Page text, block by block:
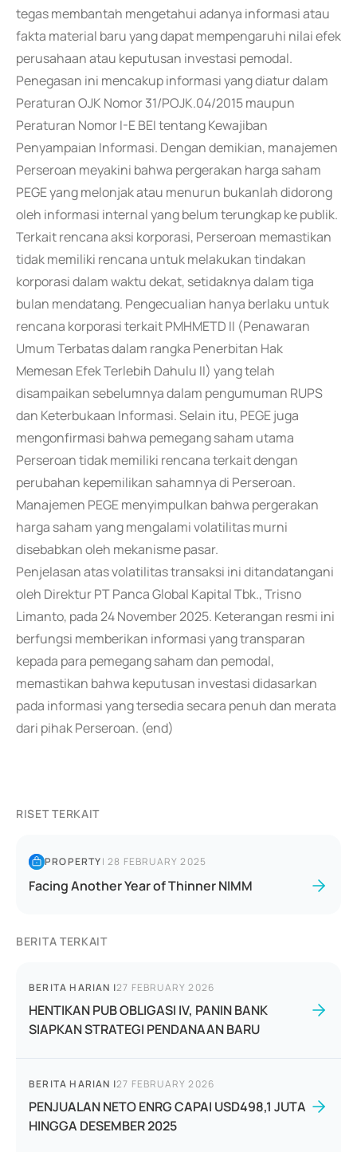
tegas membantah mengetahui adanya informasi atau
fakta material baru yang dapat mempengaruhi nilai efek
perusahaan atau keputusan investasi pemodal.
Penegasan ini mencakup informasi yang diatur dalam
Peraturan OJK Nomor 31/POJK.04/2015 maupun
Peraturan Nomor I-E BEI tentang Kewajiban
Penyampaian Informasi. Dengan demikian, manajemen
Perseroan meyakini bahwa pergerakan harga saham
PEGE yang melonjak atau menurun bukanlah didorong
oleh informasi internal yang belum terungkap ke publik.
Terkait rencana aksi korporasi, Perseroan memastikan
tidak memiliki rencana untuk melakukan tindakan
korporasi dalam waktu dekat, setidaknya dalam tiga
bulan mendatang. Pengecualian hanya berlaku untuk
rencana korporasi terkait PMHMETD II (Penawaran
Umum Terbatas dalam rangka Penerbitan Hak
Memesan Efek Terlebih Dahulu II) yang telah
disampaikan sebelumnya dalam pengumuman RUPS
dan Keterbukaan Informasi. Selain itu, PEGE juga
mengonfirmasi bahwa pemegang saham utama
Perseroan tidak memiliki rencana terkait dengan
perubahan kepemilikan sahamnya di Perseroan.
Manajemen PEGE menyimpulkan bahwa pergerakan
harga saham yang mengalami volatilitas murni
disebabkan oleh mekanisme pasar.
Penjelasan atas volatilitas transaksi ini ditandatangani
oleh Direktur PT Panca Global Kapital Tbk., Trisno
Limanto, pada 24 November 2025. Keterangan resmi ini
berfungsi memberikan informasi yang transparan
kepada para pemegang saham dan pemodal,
memastikan bahwa keputusan investasi didasarkan
pada informasi yang tersedia secara penuh dan merata
dari pihak Perseroan. (end)
RISET TERKAIT
PROPERTY|28 FEBRUARY 2025
Facing Another Year of Thinner NIMM
BERITA TERKAIT
BERITA HARIAN |27 FEBRUARY 2026
HENTIKAN PUB OBLIGASI IV, PANIN BANK
SIAPKAN STRATEGI PENDANAAN BARU
BERITA HARIAN |27 FEBRUARY 2026
PENJUALAN NETO ENRG CAPAI USD498,1 JUTA
HINGGA DESEMBER 2025